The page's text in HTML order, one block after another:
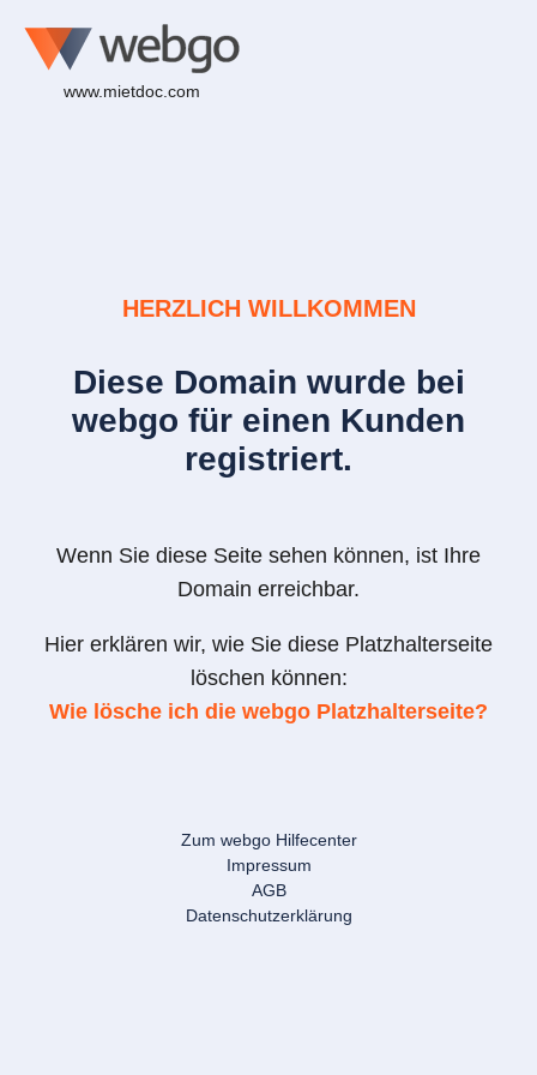
www.mietdoc.com
HERZLICH WILLKOMMEN
Diese Domain wurde bei
webgo für einen Kunden
registriert.
Wenn Sie diese Seite sehen können, ist Ihre
Domain erreichbar.
Hier erklären wir, wie Sie diese Platzhalterseite
löschen können:
Wie lösche ich die webgo Platzhalterseite?
Zum webgo Hilfecenter
Impressum
AGB
Datenschutzerklärung